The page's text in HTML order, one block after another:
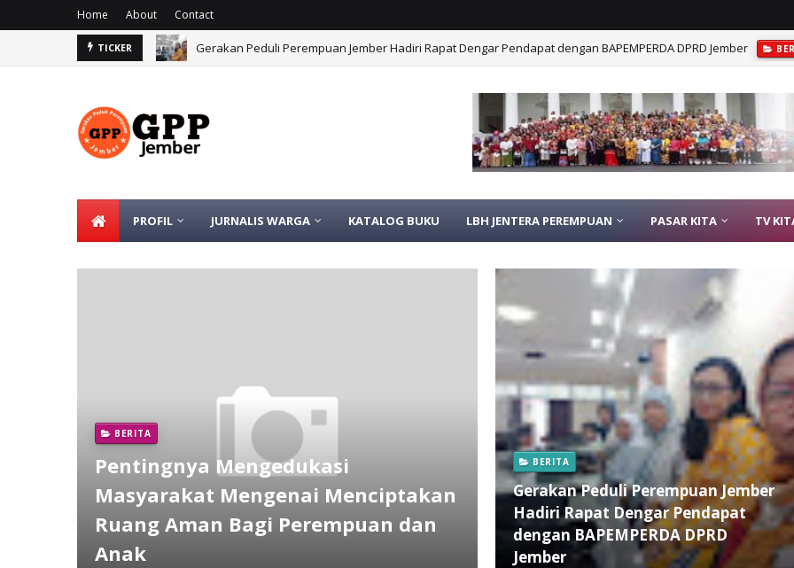
Home About Contact
TICKER Gerakan Peduli Perempuan Jember Hadiri Rapat Dengar Pendapat dengan BAPEMPERDA DPRD Jember
PROFIL JURNALIS WARGA KATALOG BUKU LBH JENTERA PEREMPUAN PASAR KITA TV
BERITA
Pentingnya Mengedukasi
Masyarakat Mengenai Menciptakan
Ruang Aman Bagi Perempuan dan
Anak
BERITA
Gerakan Peduli Perempuan Jember
Hadiri Rapat Dengar Pendapat
dengan BAPEMPERDA DPRD
Jember